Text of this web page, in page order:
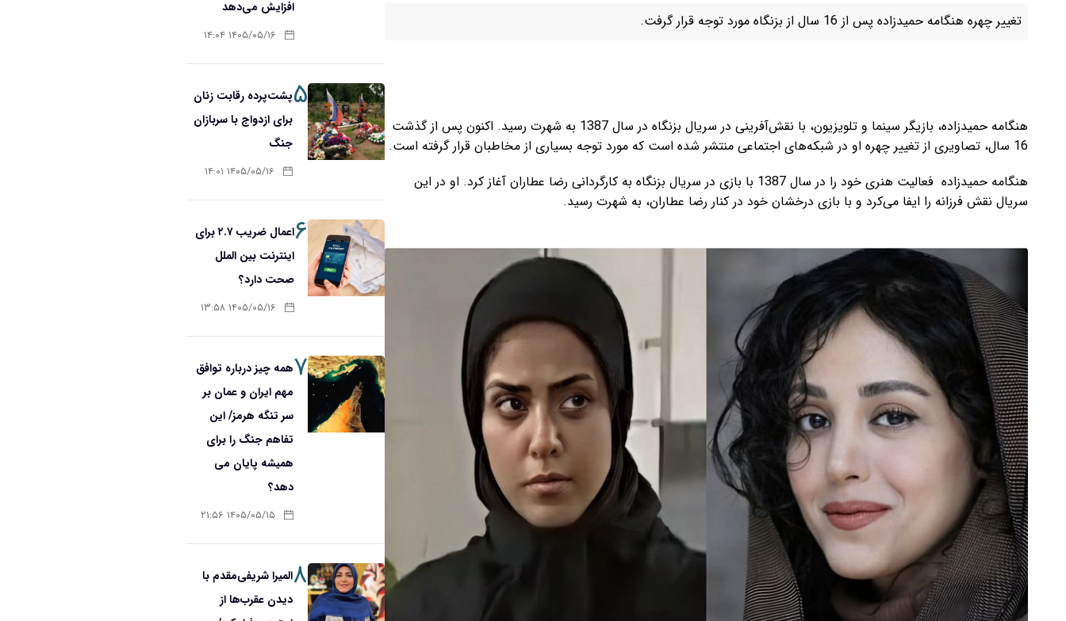
تغییر چهره هنگامه حمیدزاده پس از 16 سال از بزنگاه مورد توجه قرار گرفت.
هنگامه حمیدزاده، بازیگر سینما و تلویزیون، با نقش‌آفرینی در سریال بزنگاه در سال 1387 به شهرت رسید. اکنون پس از گذشت
16 سال، تصاویری از تغییر چهره او در شبکه‌های اجتماعی منتشر شده است که مورد توجه بسیاری از مخاطبان قرار گرفته است.
هنگامه حمیدزاده فعالیت هنری خود را در سال 1387 با بازی در سریال بزنگاه به کارگردانی رضا عطاران آغاز کرد. او در این
سریال نقش فرزانه را ایفا می‌کرد و با بازی درخشان خود در کنار رضا عطاران، به شهرت رسید.
افزایش می‌دهد
۱۴۰۵/۰۵/۱۶ ۱۴:۰۴
۵پشت‌پرده رقابت زنان
برای ازدواج با سربازان
جنگ
۱۴۰۵/۰۵/۱۶ ۱۴:۰۱
۶
اعمال ضریب ۲.۷ برای
اینترنت بین الملل
صحت دارد؟
۱۴۰۵/۰۵/۱۶ ۱۳:۵۸
۷همه چیز درباره توافق
مهم ایران و عمان بر
سر تنگه هرمز/ این
تفاهم جنگ را برای
همیشه پایان می
دهد؟
۱۴۰۵/۰۵/۱۵ ۲۱:۵۶
۸المیرا شریفی‌مقدم با
دیدن عقرب‌ها از